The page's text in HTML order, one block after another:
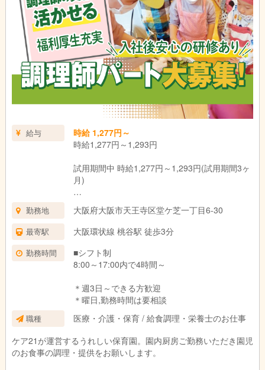
給与
時給 1,277円～
時給1,277円～1,293円
試用期間中 時給1,277円～1,293円(試用期間3ヶ
月)
ー
試用期間：3ヶ月(同条件)
勤務地 大阪府大阪市天王寺区堂ケ芝一丁目6-30
最寄駅 大阪環状線 桃谷駅 徒歩3分
勤務時間
■シフト制
8:00～17:00内で4時間～
＊週3日～できる方歓迎
＊曜日,勤務時間は要相談
職種
医療・介護・保育 / 給食調理・栄養士のお仕事
ケア21が運営するうれしい保育園。園内厨房ご勤務いただき園児
のお食事の調理・提供をお願いします。